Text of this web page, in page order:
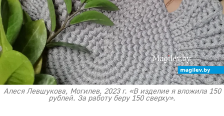
Алеся Левшукова, Могилев, 2023 г. «В изделие я вложила 150
рублей. За работу беру 150 сверху».